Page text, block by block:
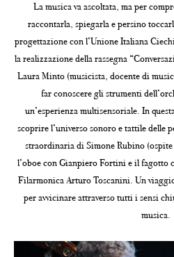
La musica va ascoltata, ma per
raccontarla, spiegarla e persino
progettazione con l’Unione Italiana
la realizzazione della rassegna
Laura Minto (musicista, docente di
far conoscere gli strumenti
un’esperienza multisensoriale. In
scoprire l’universo sonoro e tattile delle
straordinaria di Simone Rubino
l’oboe con Gianpiero Fortini e il fagotto
Filarmonica Arturo Toscanini. Un
per avvicinare attraverso tutti i sensi
musica.